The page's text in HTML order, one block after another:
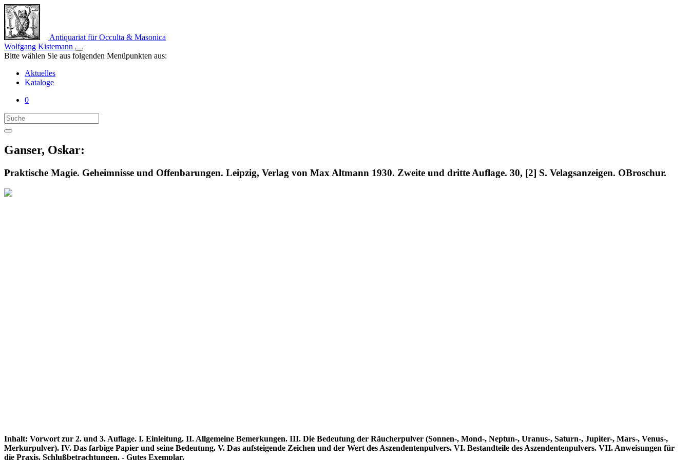
Antiquariat für Occulta & Masonica
Wolfgang Kistemann
Bitte wählen Sie aus folgenden Menüpunkten aus:
Aktuelles
Kataloge
0
Ganser, Oskar:
Praktische Magie. Geheimnisse und Offenbarungen. Leipzig, Verlag von Max Altmann 1930. Zweite und dritte Auflage. 30, [2] S. Velagsanzeigen. OBroschur.
Inhalt: Vorwort zur 2. und 3. Auflage. I. Einleitung. II. Allgemeine Bemerkungen. III. Die Bedeutung der Räucherpulver (Sonnen-, Mond-, Neptun-, Uranus-, Saturn-, Jupiter-, Mars-, Venus-,
Merkurpulver). IV. Das farbige Papier und seine Bedeutung. V. Das aufsteigende Zeichen und der Wert des Aszendentenpulvers. VI. Bestandteile des Aszendentenpulvers. VII. Anweisungen für
die Praxis. Schlußbetrachtungen. - Gutes Exemplar.